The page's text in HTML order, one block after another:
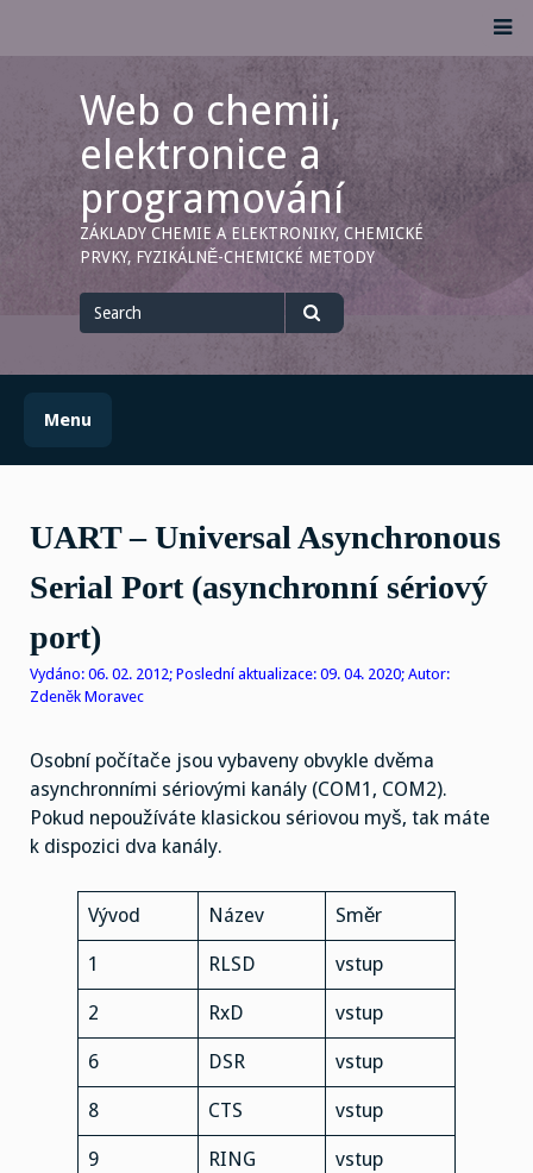
Web o chemii,
elektronice a
programování
ZÁKLADY CHEMIE A ELEKTRONIKY, CHEMICKÉ
PRVKY, FYZIKÁLNĚ-CHEMICKÉ METODY
for
Menu
UART – Universal Asynchronous
Serial Port (asynchronní sériový
port)
Vydáno: 06. 02. 2012; Poslední aktualizace: 09. 04. 2020; Autor:
Zdeněk Moravec
Osobní počítače jsou vybaveny obvykle dvěma
asynchronními sériovými kanály (COM1, COM2).
Pokud nepoužíváte klasickou sériovou myš, tak máte
k dispozici dva kanály.
Vývod Název Směr
1 RLSD vstup
2 RxD vstup
6 DSR vstup
8 CTS vstup
9 RING vstup